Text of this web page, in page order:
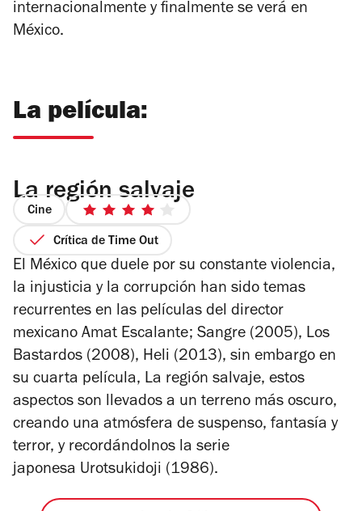
internacionalmente y finalmente se verá en
México.
La película:
La región salvaje
Cine
4
de
estrellas
Crítica de Time Out
El México que duele por su constante violencia,
la injusticia y la corrupción han sido temas
recurrentes en las películas del director
mexicano Amat Escalante; Sangre (2005), Los
Bastardos (2008), Heli (2013), sin embargo en
su cuarta película, La región salvaje, estos
aspectos son llevados a un terreno más oscuro,
creando una atmósfera de suspenso, fantasía y
terror, y recordándolnos la serie
japonesa Urotsukidoji (1986).